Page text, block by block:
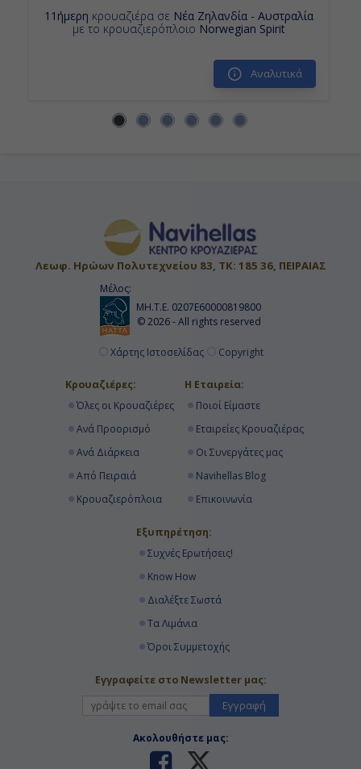
Όκλαντ, Νέα Ζηλανδία
Αποβίβαση
11ήμερη κρουαζιέρα σε Νέα Ζηλανδία - Αυστραλία
με το κρουαζιερόπλοιο Norwegian Spirit
Αναλυτικά
Λεωφ. Ηρώων Πολυτεχνείου 83, ΤΚ: 185 36, ΠΕΙΡΑΙΑΣ
Μέλος:
ΜΗ.Τ.Ε. 0207Ε60000819800
© 2026 - All rights reserved
Χάρτης Ιστοσελίδας Copyright
Κρουαζιέρες:
Όλες οι Κρουαζιέρες
Ανά Προορισμό
Ανά Διάρκεια
Από Πειραιά
Κρουαζιερόπλοια
Η Εταιρεία:
Ποιοί Είμαστε
Εταιρείες Κρουαζιέρας
Οι Συνεργάτες μας
Navihellas Blog
Επικοινωνία
Εξυπηρέτηση:
Συχνές Ερωτήσεις!
Know How
Διαλέξτε Σωστά
Τα Λιμάνια
Όροι Συμμετοχής
Εγγραφείτε στο Newsletter μας:
Εγγραφή
Ακολουθήστε μας: